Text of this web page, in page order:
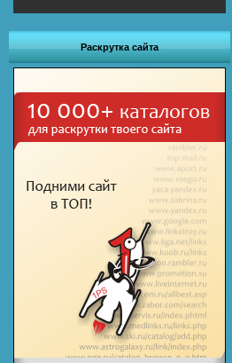
Раскрутка сайта